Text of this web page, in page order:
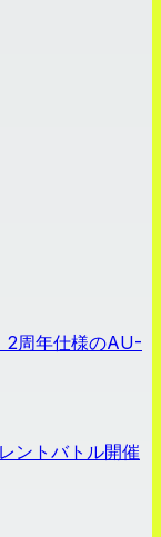
2周年仕様のAU-
ントバトル開催